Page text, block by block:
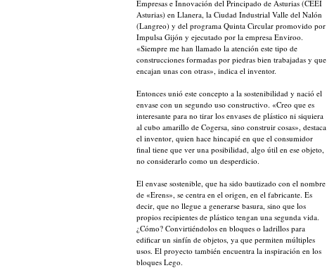
Empresas e Innovación del Principado de Asturias (CEEI
Asturias) en Llanera, la Ciudad Industrial Valle del Nalón
(Langreo) y del programa Quinta Circular promovido por
Impulsa Gijón y ejecutado por la empresa Enviroo.
«Siempre me han llamado la atención este tipo de
construcciones formadas por piedras bien trabajadas y que
encajan unas con otras», indica el inventor.
Entonces unió este concepto a la sostenibilidad y nació el
envase con un segundo uso constructivo. «Creo que es
interesante para no tirar los envases de plástico ni siquiera
al cubo amarillo de Cogersa, sino construir cosas», destaca
el inventor, quien hace hincapié en que el consumidor
final tiene que ver una posibilidad, algo útil en ese objeto,
no considerarlo como un desperdicio.
El envase sostenible, que ha sido bautizado con el nombre
de «Erens», se centra en el origen, en el fabricante. Es
decir, que no llegue a generarse basura, sino que los
propios recipientes de plástico tengan una segunda vida.
¿Cómo? Convirtiéndolos en bloques o ladrillos para
edificar un sinfín de objetos, ya que permiten múltiples
usos. El proyecto también encuentra la inspiración en los
bloques Lego.